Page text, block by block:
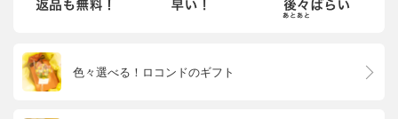
色々選べる！ロコンドのギフト